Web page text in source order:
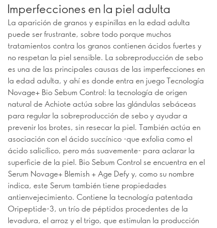
Imperfecciones en la piel adulta
La aparición de granos y espinillas en la edad adulta
puede ser frustrante, sobre todo porque muchos
tratamientos contra los granos contienen ácidos fuertes y
no respetan la piel sensible. La sobreproducción de sebo
es una de las principales causas de las imperfecciones en
la edad adulta, y ahí es donde entra en juego Tecnología
Novage+ Bio Sebum Control: la tecnología de origen
natural de Achiote actúa sobre las glándulas sebáceas
para regular la sobreproducción de sebo y ayudar a
prevenir los brotes, sin resecar la piel. También actúa en
asociación con el ácido succínico -que exfolia como el
ácido salicílico, pero más suavemente- para aclarar la
superficie de la piel. Bio Sebum Control se encuentra en el
Serum Novage+ Blemish + Age Defy y, como su nombre
indica, este Serum también tiene propiedades
antienvejecimiento. Contiene la tecnología patentada
Oripeptide-3, un trío de péptidos procedentes de la
levadura, el arroz y el trigo, que estimulan la producción